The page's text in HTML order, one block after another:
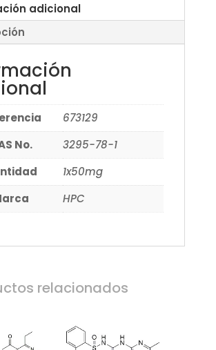
adicional
673129
No.
3295-78-1
1x50mg
HPC
relacionados